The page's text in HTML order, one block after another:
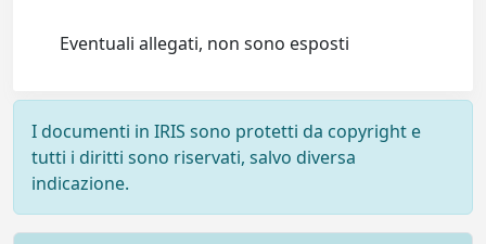
Eventuali allegati, non sono esposti
I documenti in IRIS sono protetti da copyright e
tutti i diritti sono riservati, salvo diversa
indicazione.